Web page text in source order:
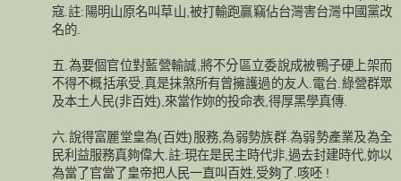
寇.註:陽明山原名叫草山,被打輸跑贏竊佔台灣害台灣中國黨改
名的.
五.為要個官位對藍營輸誠,將不分區立委說成被鴨子硬上架而
不得不概括承受,真是抹煞所有曾擁護過的友人.電台.綠營群眾
及本土人民(非百姓),來當作妳的投命表,得厚黑學真傳.
六.說得富麗堂皇為(百姓)服務,為弱勢族群.為弱勢產業及為全
民利益服務真夠偉大.註:現在是民主時代非,過去封建時代,妳以
為當了官當了皇帝把人民一直叫百姓,受夠了.咳呸 !